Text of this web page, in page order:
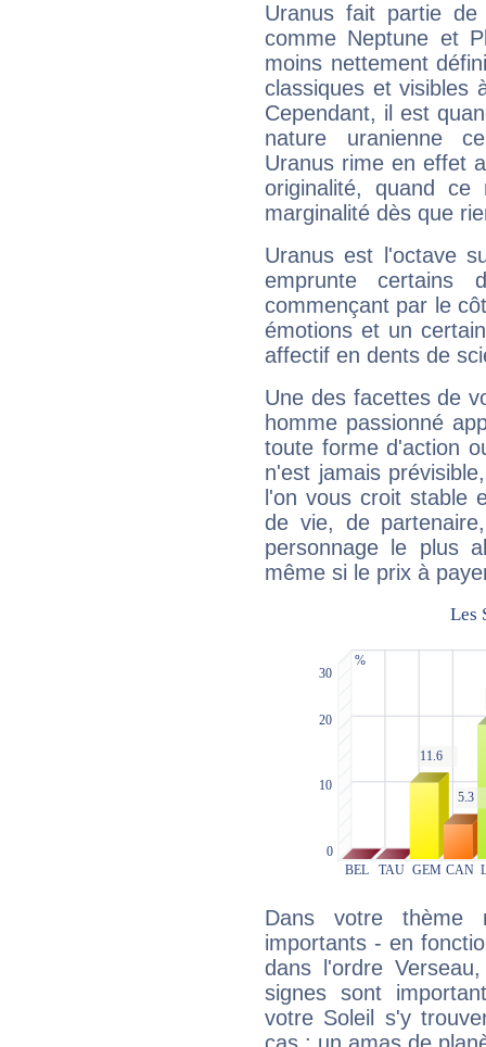
Uranus fait partie
comme Neptune et
moins nettement
classiques et visibles
Cependant, il est
nature uranienne
Uranus rime en effet
originalité, quand ce
marginalité dès que
Uranus est l'octave
emprunte
commençant par le
émotions et un
affectif en dents de
Une des facettes de
homme passionné
toute forme d'action
n'est jamais
l'on vous croit stable
de vie, de
personnage le plus
même si le prix à
Dans votre thème
importants - en
dans l'ordre
signes sont
votre Soleil s'y